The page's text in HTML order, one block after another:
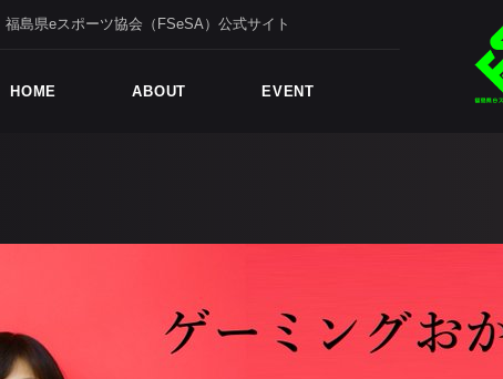
福島県eスポーツ協会（FSeSA）公式サイト
HOME ABOUT EVENT